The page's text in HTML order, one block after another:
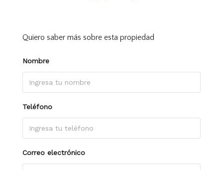
Quiero saber más sobre esta propiedad
Nombre
Teléfono
Correo electrónico